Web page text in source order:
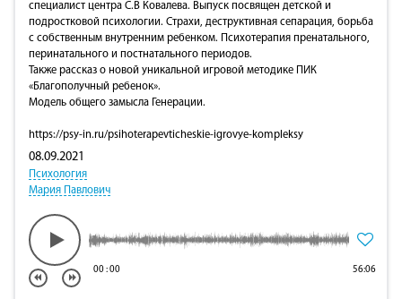
специалист центра С.В Ковалева. Выпуск посвящен детской и
подростковой психологии. Страхи, деструктивная сепарация, борьба
с собственным внутренним ребенком. Психотерапия пренатального,
перинатального и постнатального периодов.
Также рассказ о новой уникальной игровой методике ПИК
«Благополучный ребенок».
Модель общего замысла Генерации.
https://psy-in.ru/psihoterapevticheskie-igrovye-kompleksy
08.09.2021
Психология
Мария Павлович
00:00 56:06